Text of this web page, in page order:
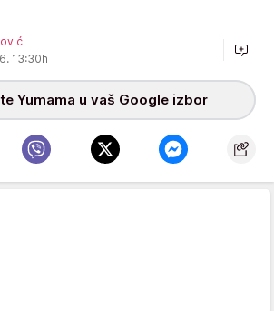
13:30h
Yumama u vaš Google izbor